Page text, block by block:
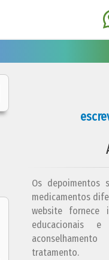
Os
medicamentos
website fornece
educacionais
tratamento.